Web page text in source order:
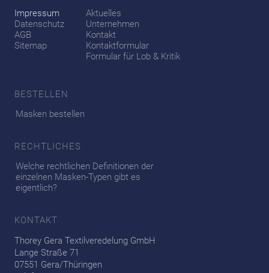
Impressum
Datenschutz
AGB
Sitemap
Aktuelles
Unternehmen
Kontakt
Kontaktformular
Formular für Lob & Kritik
BESTELLEN
Masken bestellen
RECHTLICHES
Welche rechtlichen Definitionen der
einzelnen Masken-Typen gibt es
eigentlich?
KONTAKT
Thorey Gera Textilveredelung GmbH
Lange Straße 71
07551 Gera/Thüringen